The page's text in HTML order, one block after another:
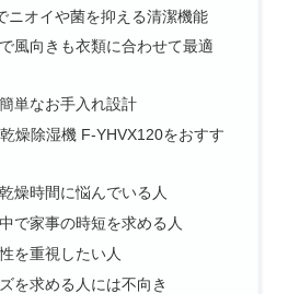
ニオイや菌を抑える清潔機能
風向きも衣類に合わせて最適
単なお手入れ設計
燥除湿機 F-YHVX120をおすす
燥時間に悩んでいる人
で家事の時短を求める人
を重視したい人
を求める人には不向き